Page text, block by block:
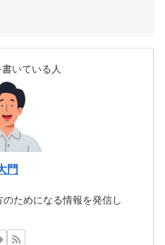
いている人
門
ためになる情報を発信し